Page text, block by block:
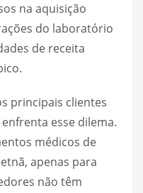
na aquisição
do laboratório
de receita
principais clientes
esse dilema.
médicos de
apenas para
não têm